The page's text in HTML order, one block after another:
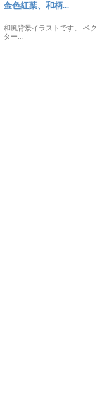
金色紅葉、和柄...
和風背景イラストです。 ベク
ター...